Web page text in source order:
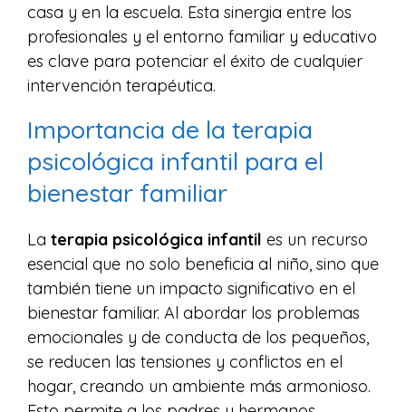
casa y en la escuela. Esta sinergia entre los
profesionales y el entorno familiar y educativo
es clave para potenciar el éxito de cualquier
intervención terapéutica.
Importancia de la terapia
psicológica infantil para el
bienestar familiar
La terapia psicológica infantil es un recurso
esencial que no solo beneficia al niño, sino que
también tiene un impacto significativo en el
bienestar familiar. Al abordar los problemas
emocionales y de conducta de los pequeños,
se reducen las tensiones y conflictos en el
hogar, creando un ambiente más armonioso.